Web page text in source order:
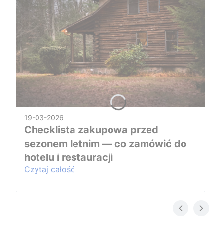
19-03-2026
Checklista zakupowa przed
sezonem letnim — co zamówić do
hotelu i restauracji
Czytaj całość